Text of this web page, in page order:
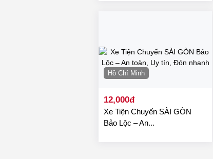
Hồ Chí Minh
12,000đ
Xe Tiện Chuyến SÀI GÒN
Bảo Lộc – An...